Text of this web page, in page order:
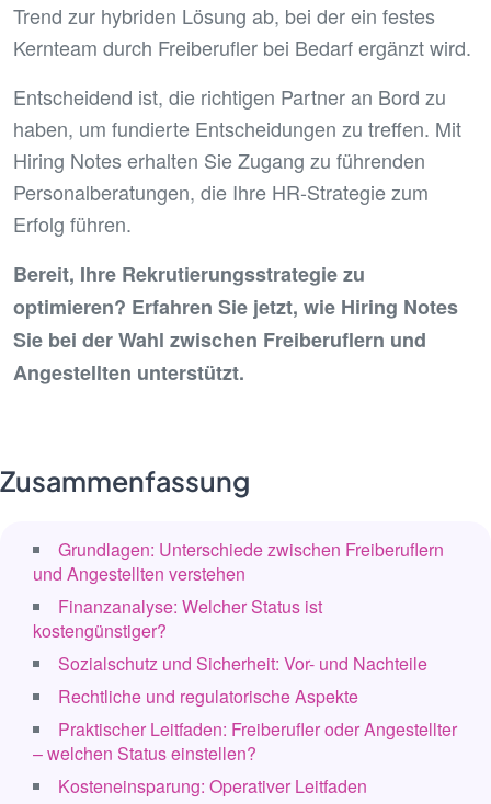
Zusammenfassung
Grundlagen: Unterschiede zwischen Freiberuflern
und Angestellten verstehen
Finanzanalyse: Welcher Status ist
kostengünstiger?
Sozialschutz und Sicherheit: Vor- und Nachteile
Rechtliche und regulatorische Aspekte
Praktischer Leitfaden: Freiberufler oder Angestellter
– welchen Status einstellen?
Kosteneinsparung: Operativer Leitfaden
Trend zur hybriden Lösung ab, bei der ein festes
Kernteam durch Freiberufler bei Bedarf ergänzt wird.
Entscheidend ist, die richtigen Partner an Bord zu
haben, um fundierte Entscheidungen zu treffen. Mit
Hiring Notes erhalten Sie Zugang zu führenden
Personalberatungen, die Ihre HR-Strategie zum
Erfolg führen.
Bereit, Ihre Rekrutierungsstrategie zu
optimieren? Erfahren Sie jetzt, wie Hiring Notes
Sie bei der Wahl zwischen Freiberuflern und
Angestellten unterstützt.